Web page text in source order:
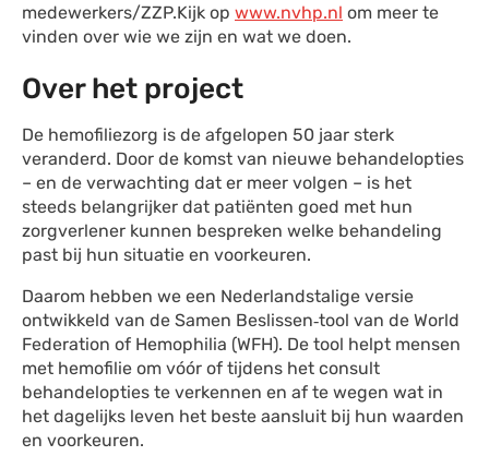
medewerkers/ZZP.Kijk op www.nvhp.nl om meer te
vinden over wie we zijn en wat we doen.
Over het project
De hemofiliezorg is de afgelopen 50 jaar sterk
veranderd. Door de komst van nieuwe behandelopties
– en de verwachting dat er meer volgen – is het
steeds belangrijker dat patiënten goed met hun
zorgverlener kunnen bespreken welke behandeling
past bij hun situatie en voorkeuren.
Daarom hebben we een Nederlandstalige versie
ontwikkeld van de Samen Beslissen‑tool van de World
Federation of Hemophilia (WFH). De tool helpt mensen
met hemofilie om vóór of tijdens het consult
behandelopties te verkennen en af te wegen wat in
het dagelijks leven het beste aansluit bij hun waarden
en voorkeuren.